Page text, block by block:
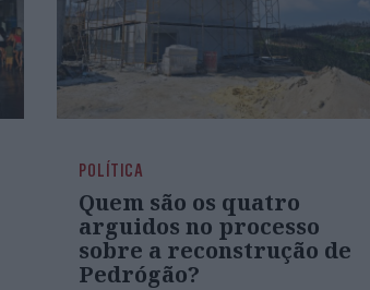
POLÍTICA
Quem são os quatro
arguidos no processo
sobre a reconstrução de
Pedrógão?